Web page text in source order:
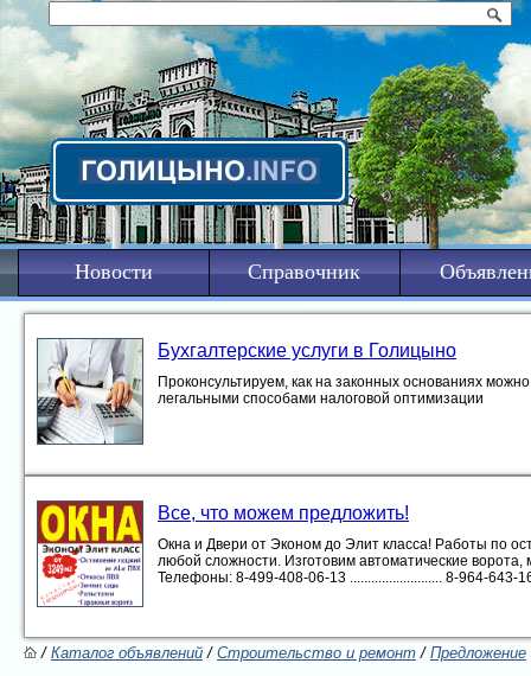
Новости Справочник
Бухгалтерские услуги в Голицыно
Проконсультируем, как на законных основаниях
легальными способами налоговой оптимизации
Все, что можем предложить!
Окна и Двери от Эконом до Элит класса! Работы по
любой сложности. Изготовим автоматические ворота,
Телефоны: 8-499-408-06-13 .......................... 8-964-643-
/Каталог объявлений/Строительство и ремонт/Предложение